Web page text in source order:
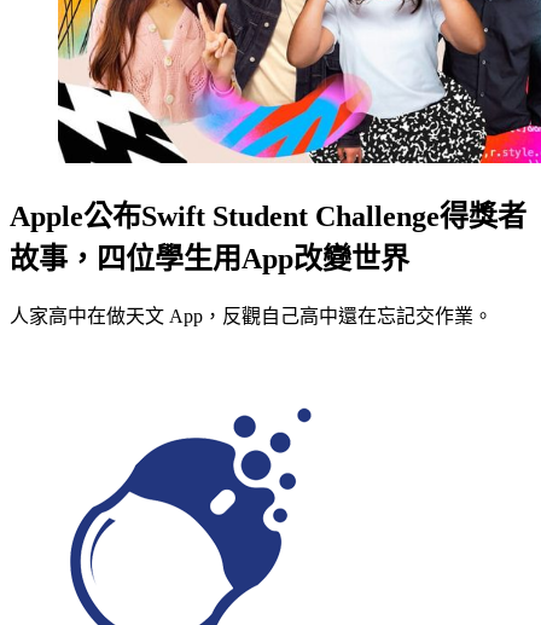
Apple公布Swift Student Challenge得獎者
故事，四位學生用App改變世界
人家高中在做天文 App，反觀自己高中還在忘記交作業。